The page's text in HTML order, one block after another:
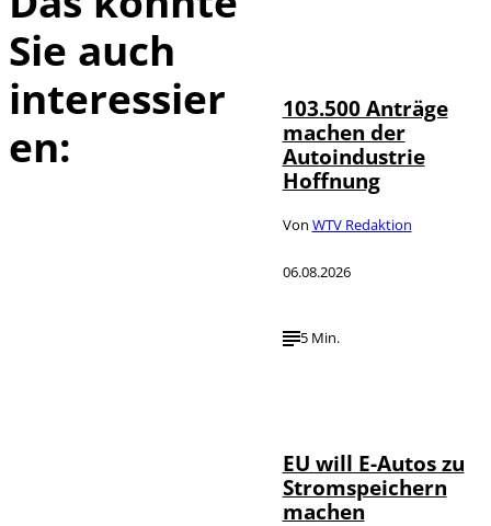
Sie auch
interessier
en:
103.500 Anträge
machen der
Autoindustrie
Hoffnung
Von WTV Redaktion
06.08.2026
5 Min.
EU will E-Autos zu
Stromspeichern
machen